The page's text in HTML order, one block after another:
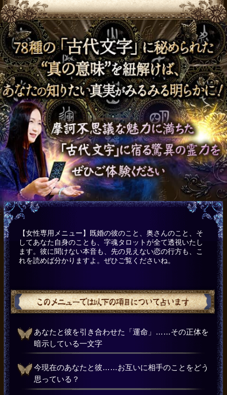
【女性専用メニュー】既婚の彼のこと、奥さんのこと、そ
してあなた自身のことも、字魂タロットが全て透視いたし
ます。彼に聞けない本音も、先の見えない恋の行方も、こ
れを読めば分かりますよ。ぜひご覧くださいね。
あなたと彼を引き合わせた「運命」……その正体を
暗示している一文字
今現在のあなたと彼……お互いに相手のことをどう
思っている？